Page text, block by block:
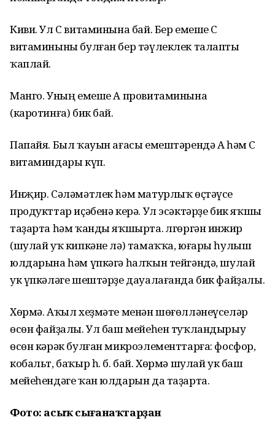
Киви. Ул С витаминына бай. Бер емеше С
витаминыны булған бер тәүлеклек талапты
ҡаплай.
Манго. Уның емеше А провитаминына
(каротинға) бик бай.
Папайя. Был ҡауын ағасы емештәрендә А һәм С
витаминдары күп.
Инҗир. Сәләмәтлек һәм матурлыҡ өҫтәүсе
продукттар иҫәбенә керә. Ул эсәктәрҙе бик яҡшы
таҙарта һәм ҡанды яҡшырта. Өлгөргән инжир
(шулай уҡ кипкәне лә) тамаҡҡа, юғары һулыш
юлдарына һәм үпкәгә һалҡын тейгәндә, шулай
ук үпкәләге шештәрҙе дауалағанда бик файҙалы.
Хөрмә. Аҡыл хеҙмәте менән шөғөлләнеүселәр
өсөн файҙалы. Ул баш мейеһен туҡландырыу
өсөн кәрәк булған микроэлементтарға: фосфор,
кобальт, баҡыр һ. б. бай. Хөрмә шулай ук баш
мейеһендәге ҡан юлдарын да таҙарта.
Фото: асыҡ сығанаҡтарҙан